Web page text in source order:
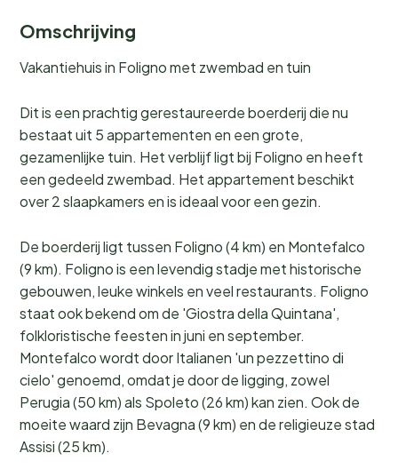
Omschrijving
Vakantiehuis in Foligno met zwembad en tuin
Dit is een prachtig gerestaureerde boerderij die nu
bestaat uit 5 appartementen en een grote,
gezamenlijke tuin. Het verblijf ligt bij Foligno en heeft
een gedeeld zwembad. Het appartement beschikt
over 2 slaapkamers en is ideaal voor een gezin.
De boerderij ligt tussen Foligno (4 km) en Montefalco
(9 km). Foligno is een levendig stadje met historische
gebouwen, leuke winkels en veel restaurants. Foligno
staat ook bekend om de 'Giostra della Quintana',
folkloristische feesten in juni en september.
Montefalco wordt door Italianen 'un pezzettino di
cielo' genoemd, omdat je door de ligging, zowel
Perugia (50 km) als Spoleto (26 km) kan zien. Ook de
moeite waard zijn Bevagna (9 km) en de religieuze stad
Assisi (25 km).